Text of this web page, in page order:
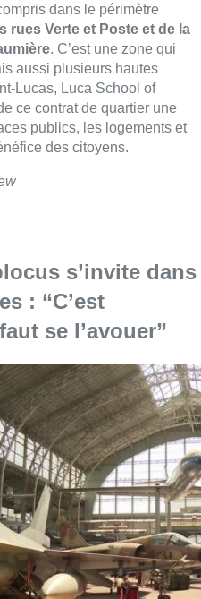
dans le périmètre
rues Verte et Poste et de la
. C’est une zone qui
aussi plusieurs hautes
Lucas, Luca School of
ce contrat de quartier une
publics, les logements et
des citoyens.
s’invite dans
: “C’est
se l’avouer”